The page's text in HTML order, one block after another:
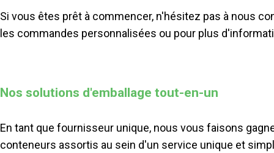
Si vous êtes prêt à commencer, n'hésitez pas à nous
les commandes personnalisées ou pour plus
Nos solutions d'emballage tout-en-un
En tant que fournisseur unique, nous vous faisons
conteneurs assortis au sein d'un service unique et